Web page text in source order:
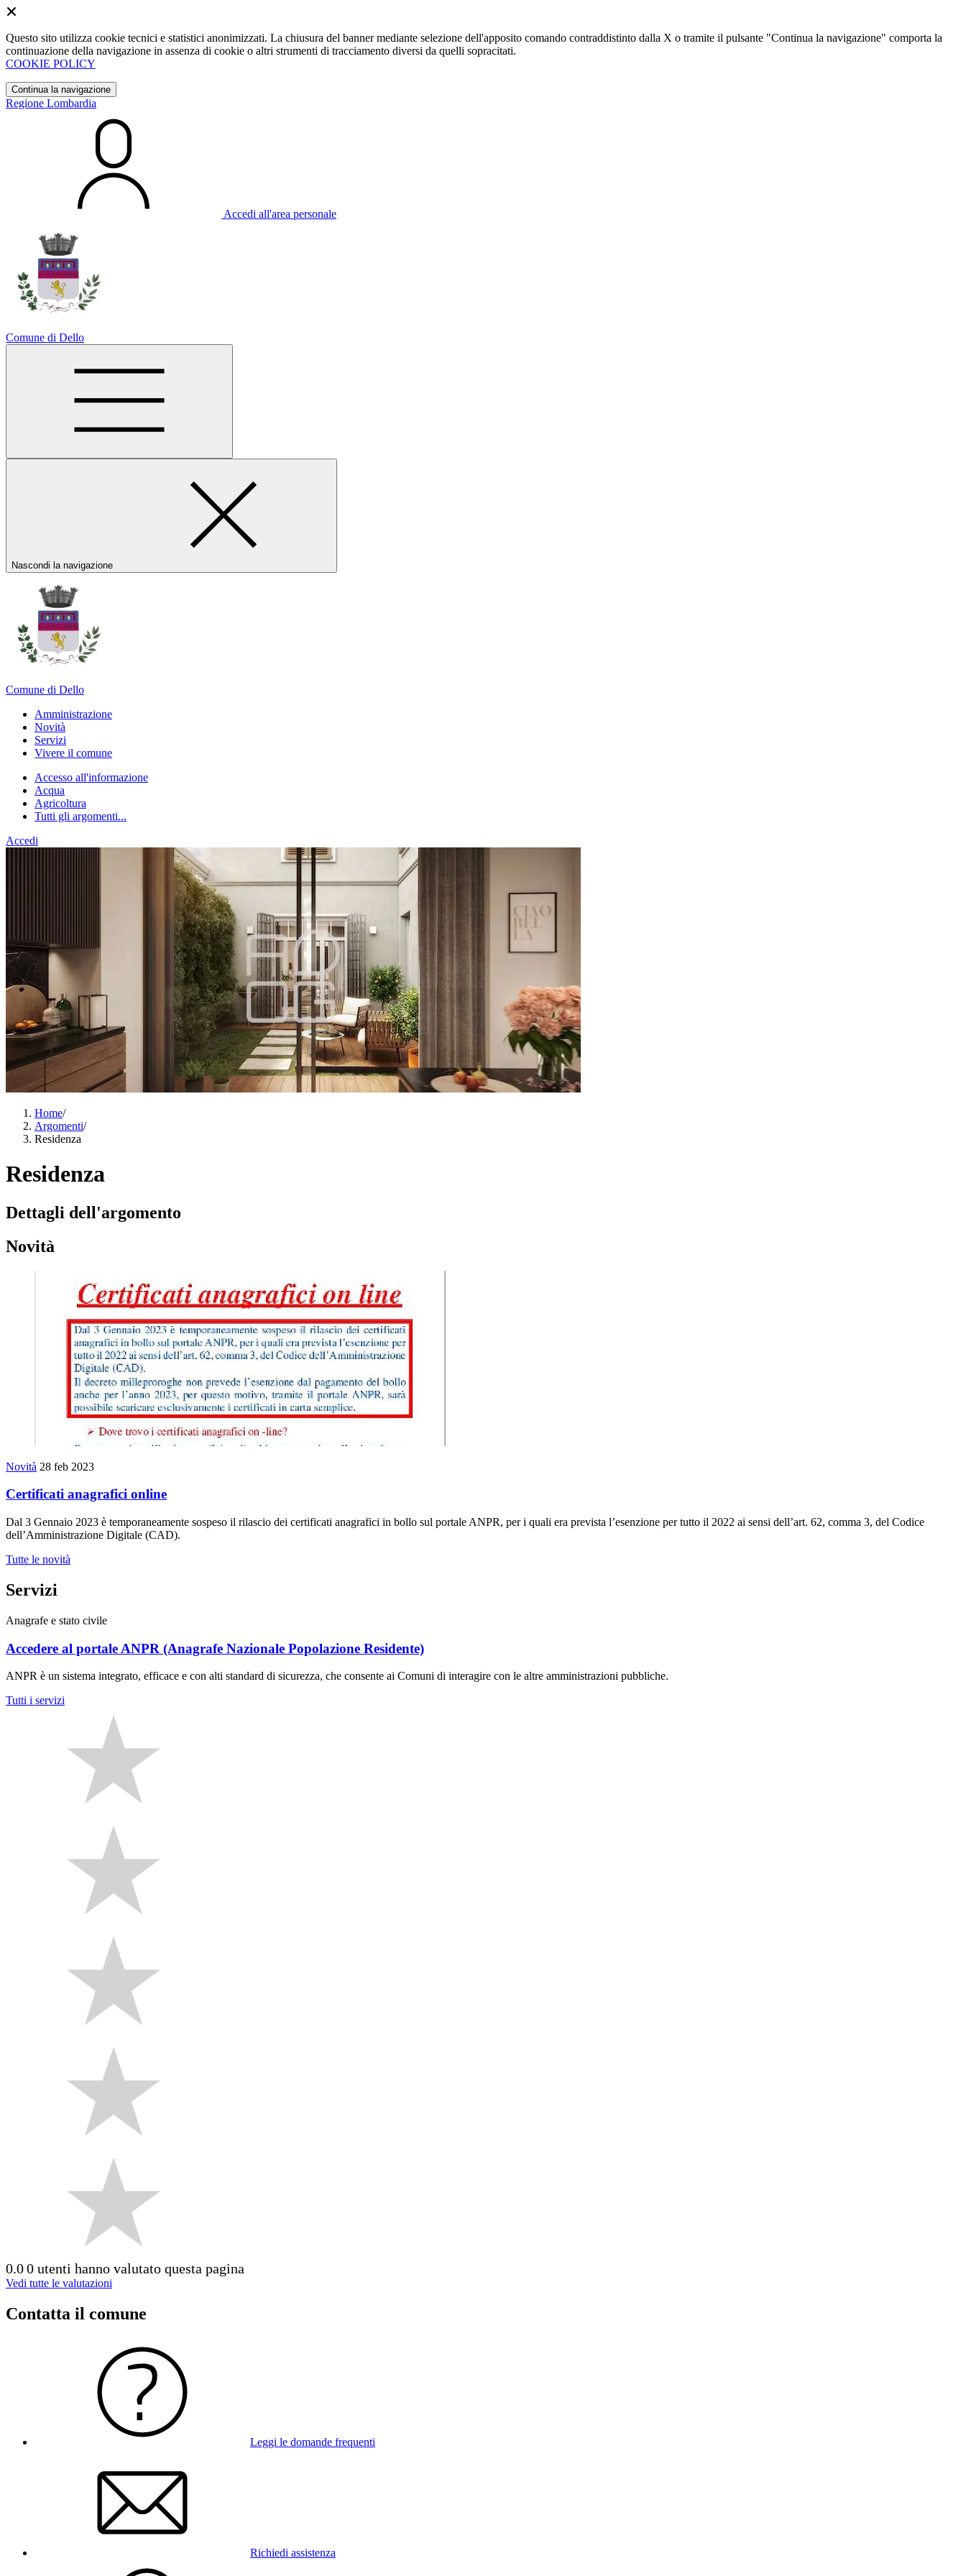
Questo sito utilizza cookie tecnici e statistici anonimizzati. La chiusura del banner mediante selezione dell'apposito comando contraddistinto dalla X o tramite il pulsante "Continua la navigazione" comporta la
continuazione della navigazione in assenza di cookie o altri strumenti di tracciamento diversi da quelli sopracitati.
COOKIE POLICY
Continua la navigazione
Regione Lombardia
Accedi all'area personale
Comune di Dello
Nascondi la navigazione
Comune di Dello
Amministrazione
Novità
Servizi
Vivere il comune
Accesso all'informazione
Acqua
Agricoltura
Tutti gli argomenti...
Accedi
Home/
Argomenti/
Residenza
Residenza
Dettagli dell'argomento
Novità
Novità 28 feb 2023
Certificati anagrafici online
Dal 3 Gennaio 2023 è temporaneamente sospeso il rilascio dei certificati anagrafici in bollo sul portale ANPR, per i quali era prevista l’esenzione per tutto il 2022 ai sensi dell’art. 62, comma 3, del Codice
dell’Amministrazione Digitale (CAD).
Tutte le novità
Servizi
Anagrafe e stato civile
Accedere al portale ANPR (Anagrafe Nazionale Popolazione Residente)
ANPR è un sistema integrato, efficace e con alti standard di sicurezza, che consente ai Comuni di interagire con le altre amministrazioni pubbliche.
Tutti i servizi
0.00 utenti hanno valutato questa pagina
Vedi tutte le valutazioni
Contatta il comune
Leggi le domande frequenti
Richiedi assistenza